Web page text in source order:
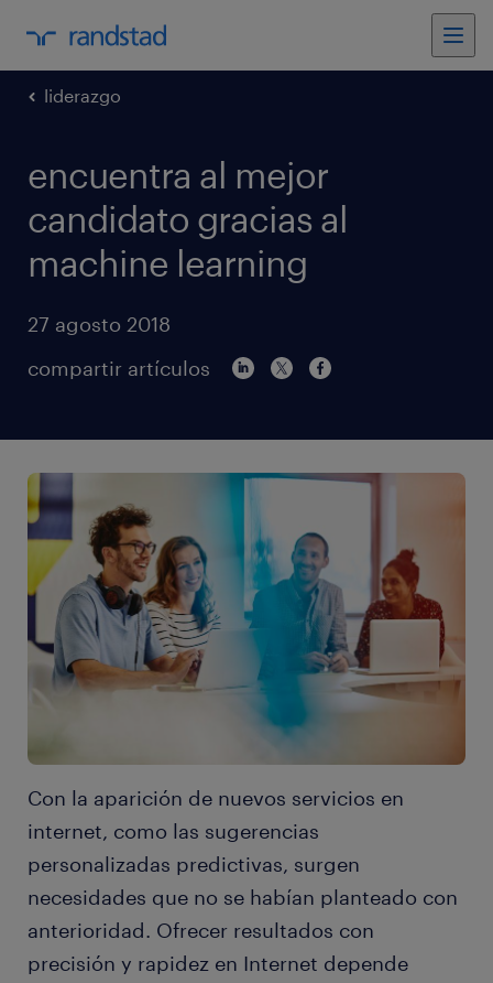
liderazgo
encuentra al mejor
candidato gracias al
machine learning
27 agosto 2018
compartir artículos
Con la aparición de nuevos servicios en
internet, como las sugerencias
personalizadas predictivas, surgen
necesidades que no se habían planteado con
anterioridad. Ofrecer resultados con
precisión y rapidez en Internet depende